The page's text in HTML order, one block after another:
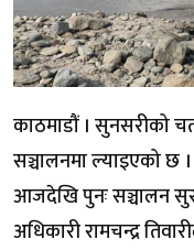
काठमाडौं । सुनसरीको
सञ्चालनमा ल्याइएको छ
आजदेखि पुनः सञ्चालन
अधिकारी रामचन्द्र